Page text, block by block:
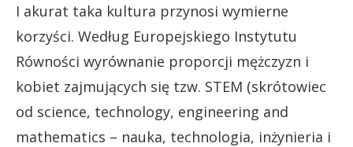
I akurat taka kultura przynosi wymierne
korzyści. Według Europejskiego Instytutu
Równości wyrównanie proporcji mężczyzn i
kobiet zajmujących się tzw. STEM (skrótowiec
od science, technology, engineering and
mathematics – nauka, technologia, inżynieria i